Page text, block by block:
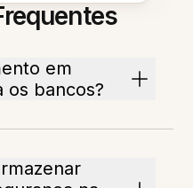
em
os bancos?